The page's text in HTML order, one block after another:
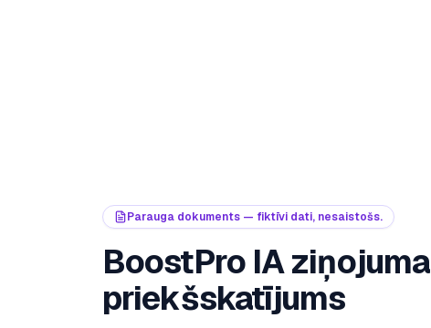
Parauga dokuments — fiktīvi dati, nesaistošs.
BoostPro IA ziņojuma
priekšskatījums